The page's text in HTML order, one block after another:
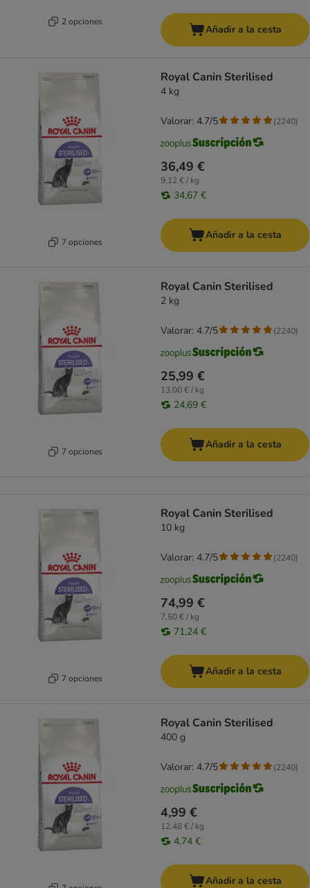
2 opciones
Añadir a la cesta
7 opciones
Royal Canin Sterilised
4 kg
36,49 €
9,12 € / kg
34,67 €
Valorar: 4.7/5 (2240)
Añadir a la cesta
7 opciones
Royal Canin Sterilised
2 kg
25,99 €
13,00 € / kg
24,69 €
Valorar: 4.7/5 (2240)
Añadir a la cesta
7 opciones
Royal Canin Sterilised
10 kg
74,99 €
7,50 € / kg
71,24 €
Valorar: 4.7/5 (2240)
Añadir a la cesta
Royal Canin Sterilised
400 g
4,99 €
12,48 € / kg
4,74 €
Valorar: 4.7/5 (2240)
Añadir a la cesta